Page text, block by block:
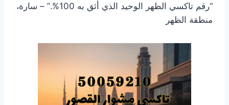
“رقم تاكسي الظهر الوحيد الذي أثق به 100%.” – سارة،
منطقة الظهر